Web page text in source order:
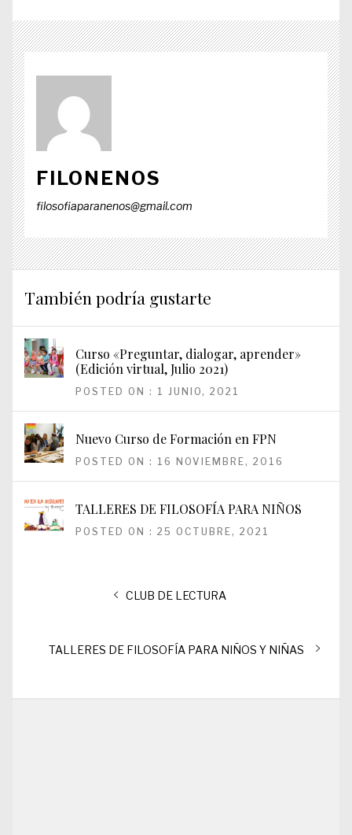
FILONENOS
filosofiaparanenos@gmail.com
También podría gustarte
Curso «Preguntar, dialogar, aprender»
(Edición virtual, Julio 2021)
POSTED ON : 1 JUNIO, 2021
Nuevo Curso de Formación en FPN
POSTED ON : 16 NOVIEMBRE, 2016
TALLERES DE FILOSOFÍA PARA NIÑOS
POSTED ON : 25 OCTUBRE, 2021
Entrada
CLUB DE LECTURA
Entrada
TALLERES DE FILOSOFÍA PARA NIÑOS Y NIÑAS